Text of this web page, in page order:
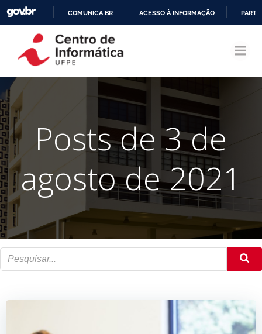
CONTEÚDO
COMUNICA BR ACESSO À INFORMAÇÃO
Posts de 3 de
agosto de 2021